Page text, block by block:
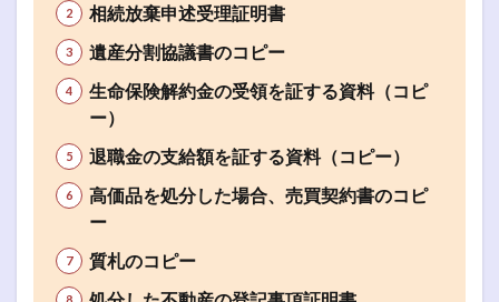
相続放棄申述受理証明書
遺産分割協議書のコピー
生命保険解約金の受領を証する資料（コピ
ー）
退職金の支給額を証する資料（コピー）
高価品を処分した場合、売買契約書のコピ
ー
質札のコピー